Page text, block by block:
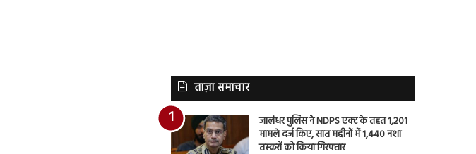
ताज़ा समाचार
जालंधर पुलिस ने NDPS एक्ट के तहत 1,201
मामले दर्ज किए, सात महीनों में 1,440 नशा
तस्करों को किया गिरफ्तार